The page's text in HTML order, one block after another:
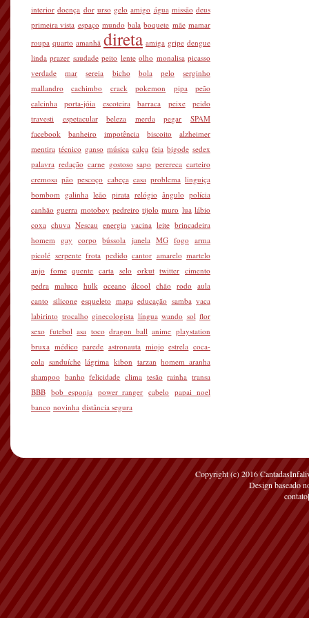
interior doença dor urso gelo amigo água missão deus
primeira vista espaço mundo bala boquete mãe mamar
roupa quarto amanhã direta amiga gripe dengue
linda prazer saudade peito lente olho monalisa picasso
verdade
mar sereia bicho bola pelo
serginho
mallandro
cachimbo crack pokemon pipa
peão
calcinha
porta-jóia escoteira barraca peixe
peido
travesti
espetacular beleza merda pegar
SPAM
facebook
banheiro impotência biscoito
alzheimer
mentira técnico ganso música calça feia bigode sedex
palavra redação carne gostoso sapo perereca carteiro
cremosa pão pescoço cabeça casa problema linguiça
bombom galinha leão pirata relógio ângulo polícia
canhão guerra motoboy pedreiro tijolo muro lua lábio
coxa chuva Nescau energia vacina leite brincadeira
homem gay corpo bússola janela MG fogo arma
picolé serpente frota pedido cantor amarelo martelo
anjo fome quente carta selo orkut twitter cimento
pedra maluco hulk oceano álcool chão rodo aula
canto silicone esqueleto mapa educação samba vaca
labirinto trocalho ginecologista língua wando sol flor
sexo futebol asa toco dragon ball anime playstation
bruxa médico parede astronauta miojo estrela coca-
cola sanduíche lágrima kibon tarzan homem aranha
shampoo banho felicidade clima tesão rainha transa
BBB bob esponja power ranger cabelo papai noel
banco novinha distância segura
Copyright (c) 2016
Design baseado